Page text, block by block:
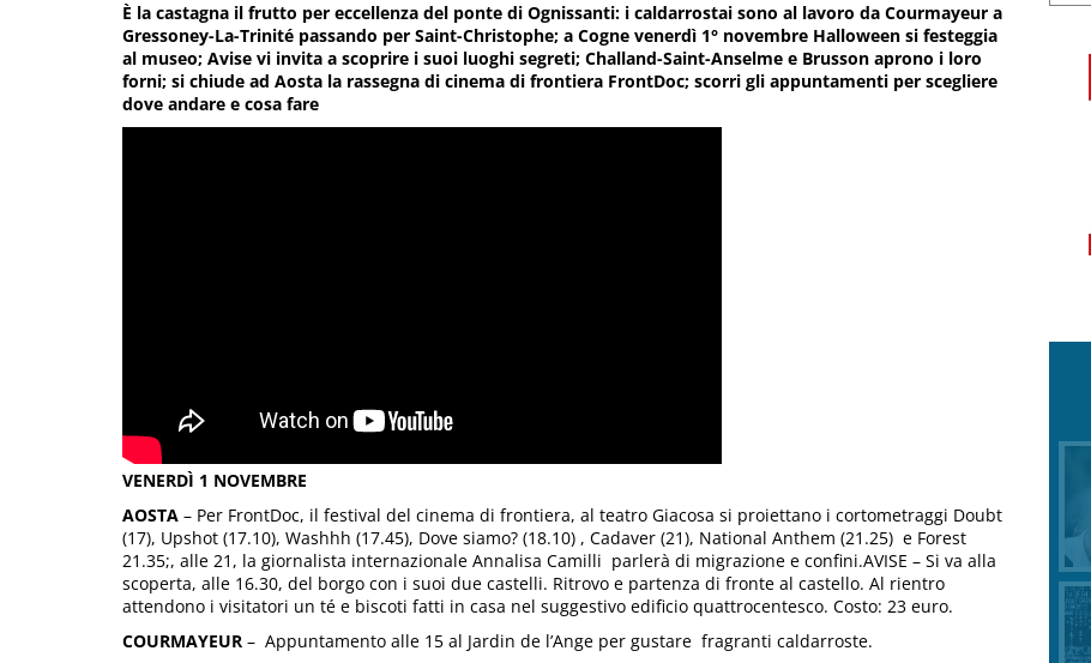
È la castagna il frutto per eccellenza del ponte di Ognissanti: i caldarrostai sono al lavoro da Courmayeur a
Gressoney-La-Trinité passando per Saint-Christophe; a Cogne venerdì 1° novembre Halloween si festeggia
al museo; Avise vi invita a scoprire i suoi luoghi segreti; Challand-Saint-Anselme e Brusson aprono i loro
forni; si chiude ad Aosta la rassegna di cinema di frontiera FrontDoc; scorri gli appuntamenti per scegliere
dove andare e cosa fare
VENERDÌ 1 NOVEMBRE
AOSTA – Per FrontDoc, il festival del cinema di frontiera, al teatro Giacosa si proiettano i cortometraggi Doubt
(17), Upshot (17.10), Washhh (17.45), Dove siamo? (18.10) , Cadaver (21), National Anthem (21.25) e Forest
21.35;, alle 21, la giornalista internazionale Annalisa Camilli parlerà di migrazione e confini.AVISE – Si va alla
scoperta, alle 16.30, del borgo con i suoi due castelli. Ritrovo e partenza di fronte al castello. Al rientro
attendono i visitatori un té e biscoti fatti in casa nel suggestivo edificio quattrocentesco. Costo: 23 euro.
COURMAYEUR – Appuntamento alle 15 al Jardin de l’Ange per gustare fragranti caldarroste.